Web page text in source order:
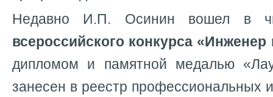
Недавно И.П. Осинин вошел в
всероссийского конкурса «Инженер
дипломом и памятной медалью
занесен в реестр профессиональных